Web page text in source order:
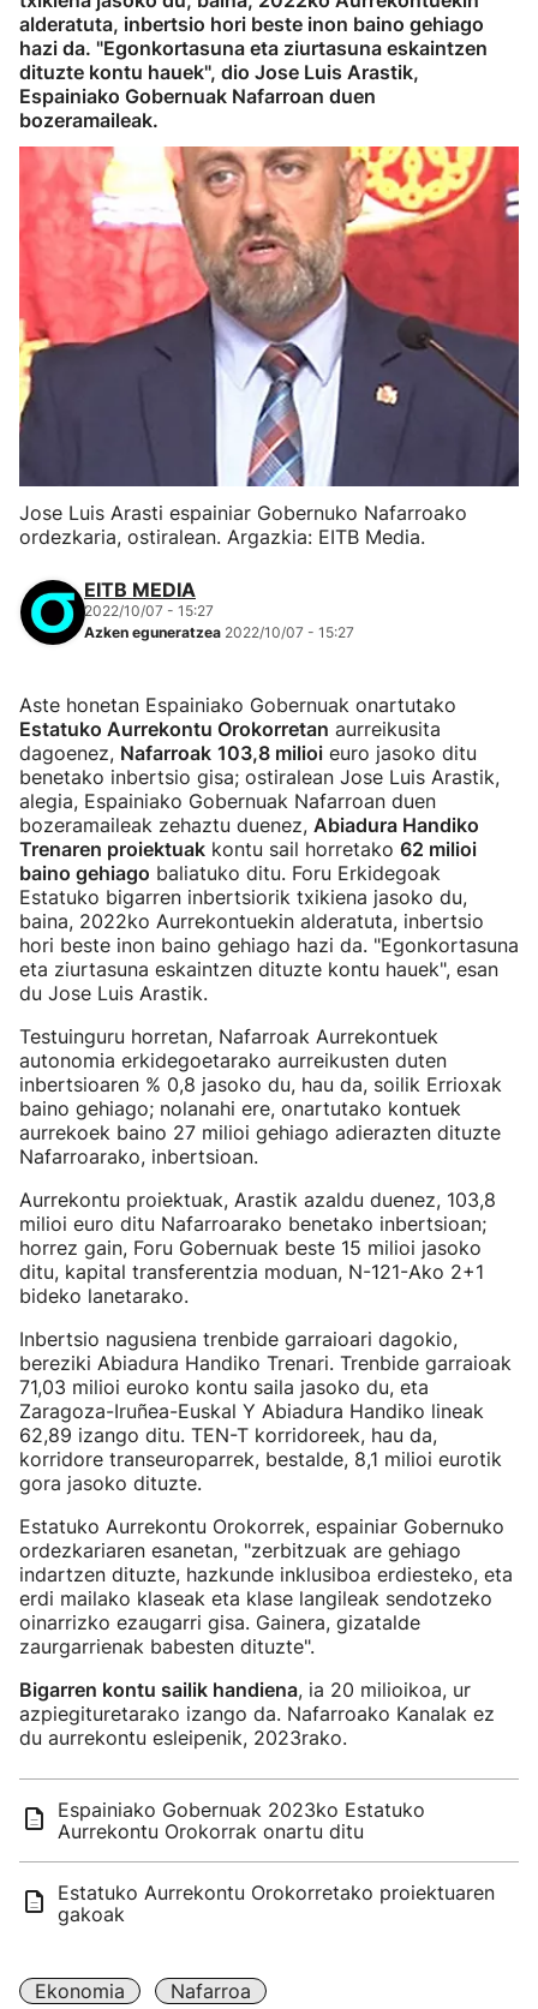
alderatuta, inbertsio hori beste inon baino gehiago
hazi da. "Egonkortasuna eta ziurtasuna eskaintzen
dituzte kontu hauek", dio Jose Luis Arastik,
Espainiako Gobernuak Nafarroan duen
bozeramaileak.
Jose Luis Arasti espainiar Gobernuko Nafarroako
ordezkaria, ostiralean. Argazkia: EITB Media.
EITB MEDIA
2022/10/07 - 15:27
Azken eguneratzea 2022/10/07 - 15:27
Aste honetan Espainiako Gobernuak onartutako
Estatuko Aurrekontu Orokorretan aurreikusita
dagoenez, Nafarroak 103,8 milioi euro jasoko ditu
benetako inbertsio gisa; ostiralean Jose Luis Arastik,
alegia, Espainiako Gobernuak Nafarroan duen
bozeramaileak zehaztu duenez, Abiadura Handiko
Trenaren proiektuak kontu sail horretako 62 milioi
baino gehiago baliatuko ditu. Foru Erkidegoak
Estatuko bigarren inbertsiorik txikiena jasoko du,
baina, 2022ko Aurrekontuekin alderatuta, inbertsio
hori beste inon baino gehiago hazi da. "Egonkortasuna
eta ziurtasuna eskaintzen dituzte kontu hauek", esan
du Jose Luis Arastik.
Testuinguru horretan, Nafarroak Aurrekontuek
autonomia erkidegoetarako aurreikusten duten
inbertsioaren % 0,8 jasoko du, hau da, soilik Errioxak
baino gehiago; nolanahi ere, onartutako kontuek
aurrekoek baino 27 milioi gehiago adierazten dituzte
Nafarroarako, inbertsioan.
Aurrekontu proiektuak, Arastik azaldu duenez, 103,8
milioi euro ditu Nafarroarako benetako inbertsioan;
horrez gain, Foru Gobernuak beste 15 milioi jasoko
ditu, kapital transferentzia moduan, N-121-Ako 2+1
bideko lanetarako.
Inbertsio nagusiena trenbide garraioari dagokio,
bereziki Abiadura Handiko Trenari. Trenbide garraioak
71,03 milioi euroko kontu saila jasoko du, eta
Zaragoza-Iruñea-Euskal Y Abiadura Handiko lineak
62,89 izango ditu. TEN-T korridoreek, hau da,
korridore transeuroparrek, bestalde, 8,1 milioi eurotik
gora jasoko dituzte.
Estatuko Aurrekontu Orokorrek, espainiar Gobernuko
ordezkariaren esanetan, "zerbitzuak are gehiago
indartzen dituzte, hazkunde inklusiboa erdiesteko, eta
erdi mailako klaseak eta klase langileak sendotzeko
oinarrizko ezaugarri gisa. Gainera, gizatalde
zaurgarrienak babesten dituzte".
Bigarren kontu sailik handiena, ia 20 milioikoa, ur
azpiegituretarako izango da. Nafarroako Kanalak ez
du aurrekontu esleipenik, 2023rako.
Espainiako Gobernuak 2023ko Estatuko
Aurrekontu Orokorrak onartu ditu
Estatuko Aurrekontu Orokorretako proiektuaren
gakoak
Ekonomia
Nafarroa